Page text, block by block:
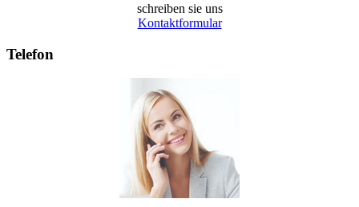
schreiben sie uns
Kontaktformular
Telefon